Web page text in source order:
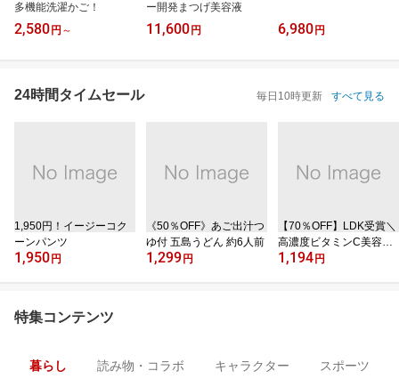
多機能洗濯かご！
2,580 円 ～
ー開発まつげ美容液
11,600 円 6,980 円
24時間タイムセール 毎日10時更新 すべて見る
1,950円！イージーコク
ーンパンツ
1,950 円
《50％OFF》あご出汁つ
ゆ付 五島うどん 約6人前
1,299 円
【70％OFF】LDK受賞＼
高濃度ビタミンC美容液
／
1,194 円
特集コンテンツ
暮らし 読み物・コラボ キャラクター スポーツ